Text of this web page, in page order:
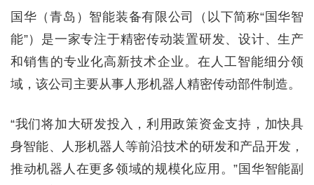
国华（青岛）智能装备有限公司（以下简称“国华智
能”）是一家专注于精密传动装置研发、设计、生产
和销售的专业化高新技术企业。在人工智能细分领
域，该公司主要从事人形机器人精密传动部件制造。
“我们将加大研发投入，利用政策资金支持，加快具
身智能、人形机器人等前沿技术的研发和产品开发，
推动机器人在更多领域的规模化应用。”国华智能副